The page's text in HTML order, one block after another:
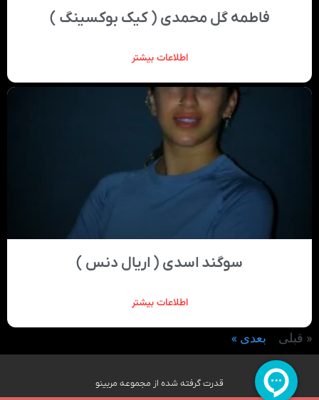
فاطمه گل محمدی ( کیک بوکسینگ )
اطلاعات بیشتر
سوگند اسدی ( اریال دنس )
اطلاعات بیشتر
« قبلی بعدی »
قدرت گرفته شده از مجموعه مربینو